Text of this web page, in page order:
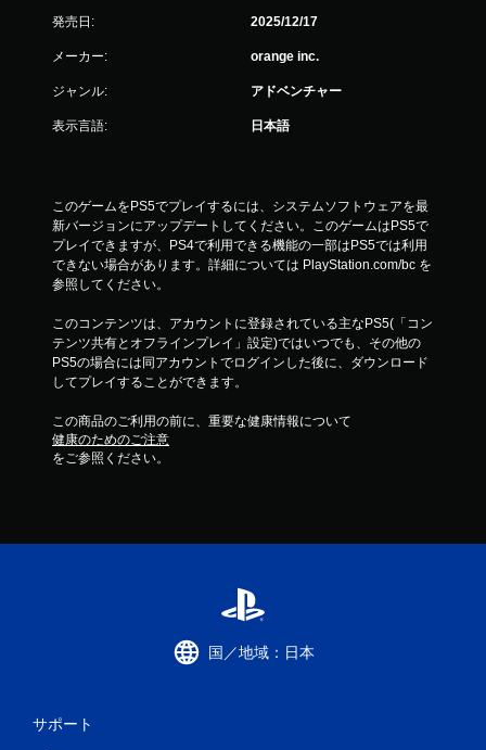
発売日: 2025/12/17
メーカー: orange inc.
ジャンル: アドベンチャー
表示言語: 日本語
このゲームをPS5でプレイするには、システムソフトウェアを最
新バージョンにアップデートしてください。このゲームはPS5で
プレイできますが、PS4で利用できる機能の一部はPS5では利用
できない場合があります。詳細については PlayStation.com/bc を
参照してください。
このコンテンツは、アカウントに登録されている主なPS5(「コン
テンツ共有とオフラインプレイ」設定)ではいつでも、その他の
PS5の場合には同アカウントでログインした後に、ダウンロード
してプレイすることができます。
この商品のご利用の前に、重要な健康情報について
健康のためのご注意
をご参照ください。
国／地域：日本
サポート